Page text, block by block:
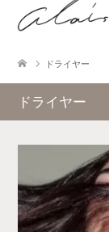
ドライヤー
ドライヤー